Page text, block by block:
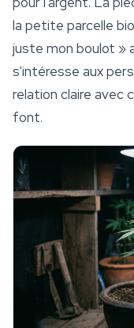
la petite parcelle
juste mon boulot »
s'intéresse aux
relation claire avec
font.